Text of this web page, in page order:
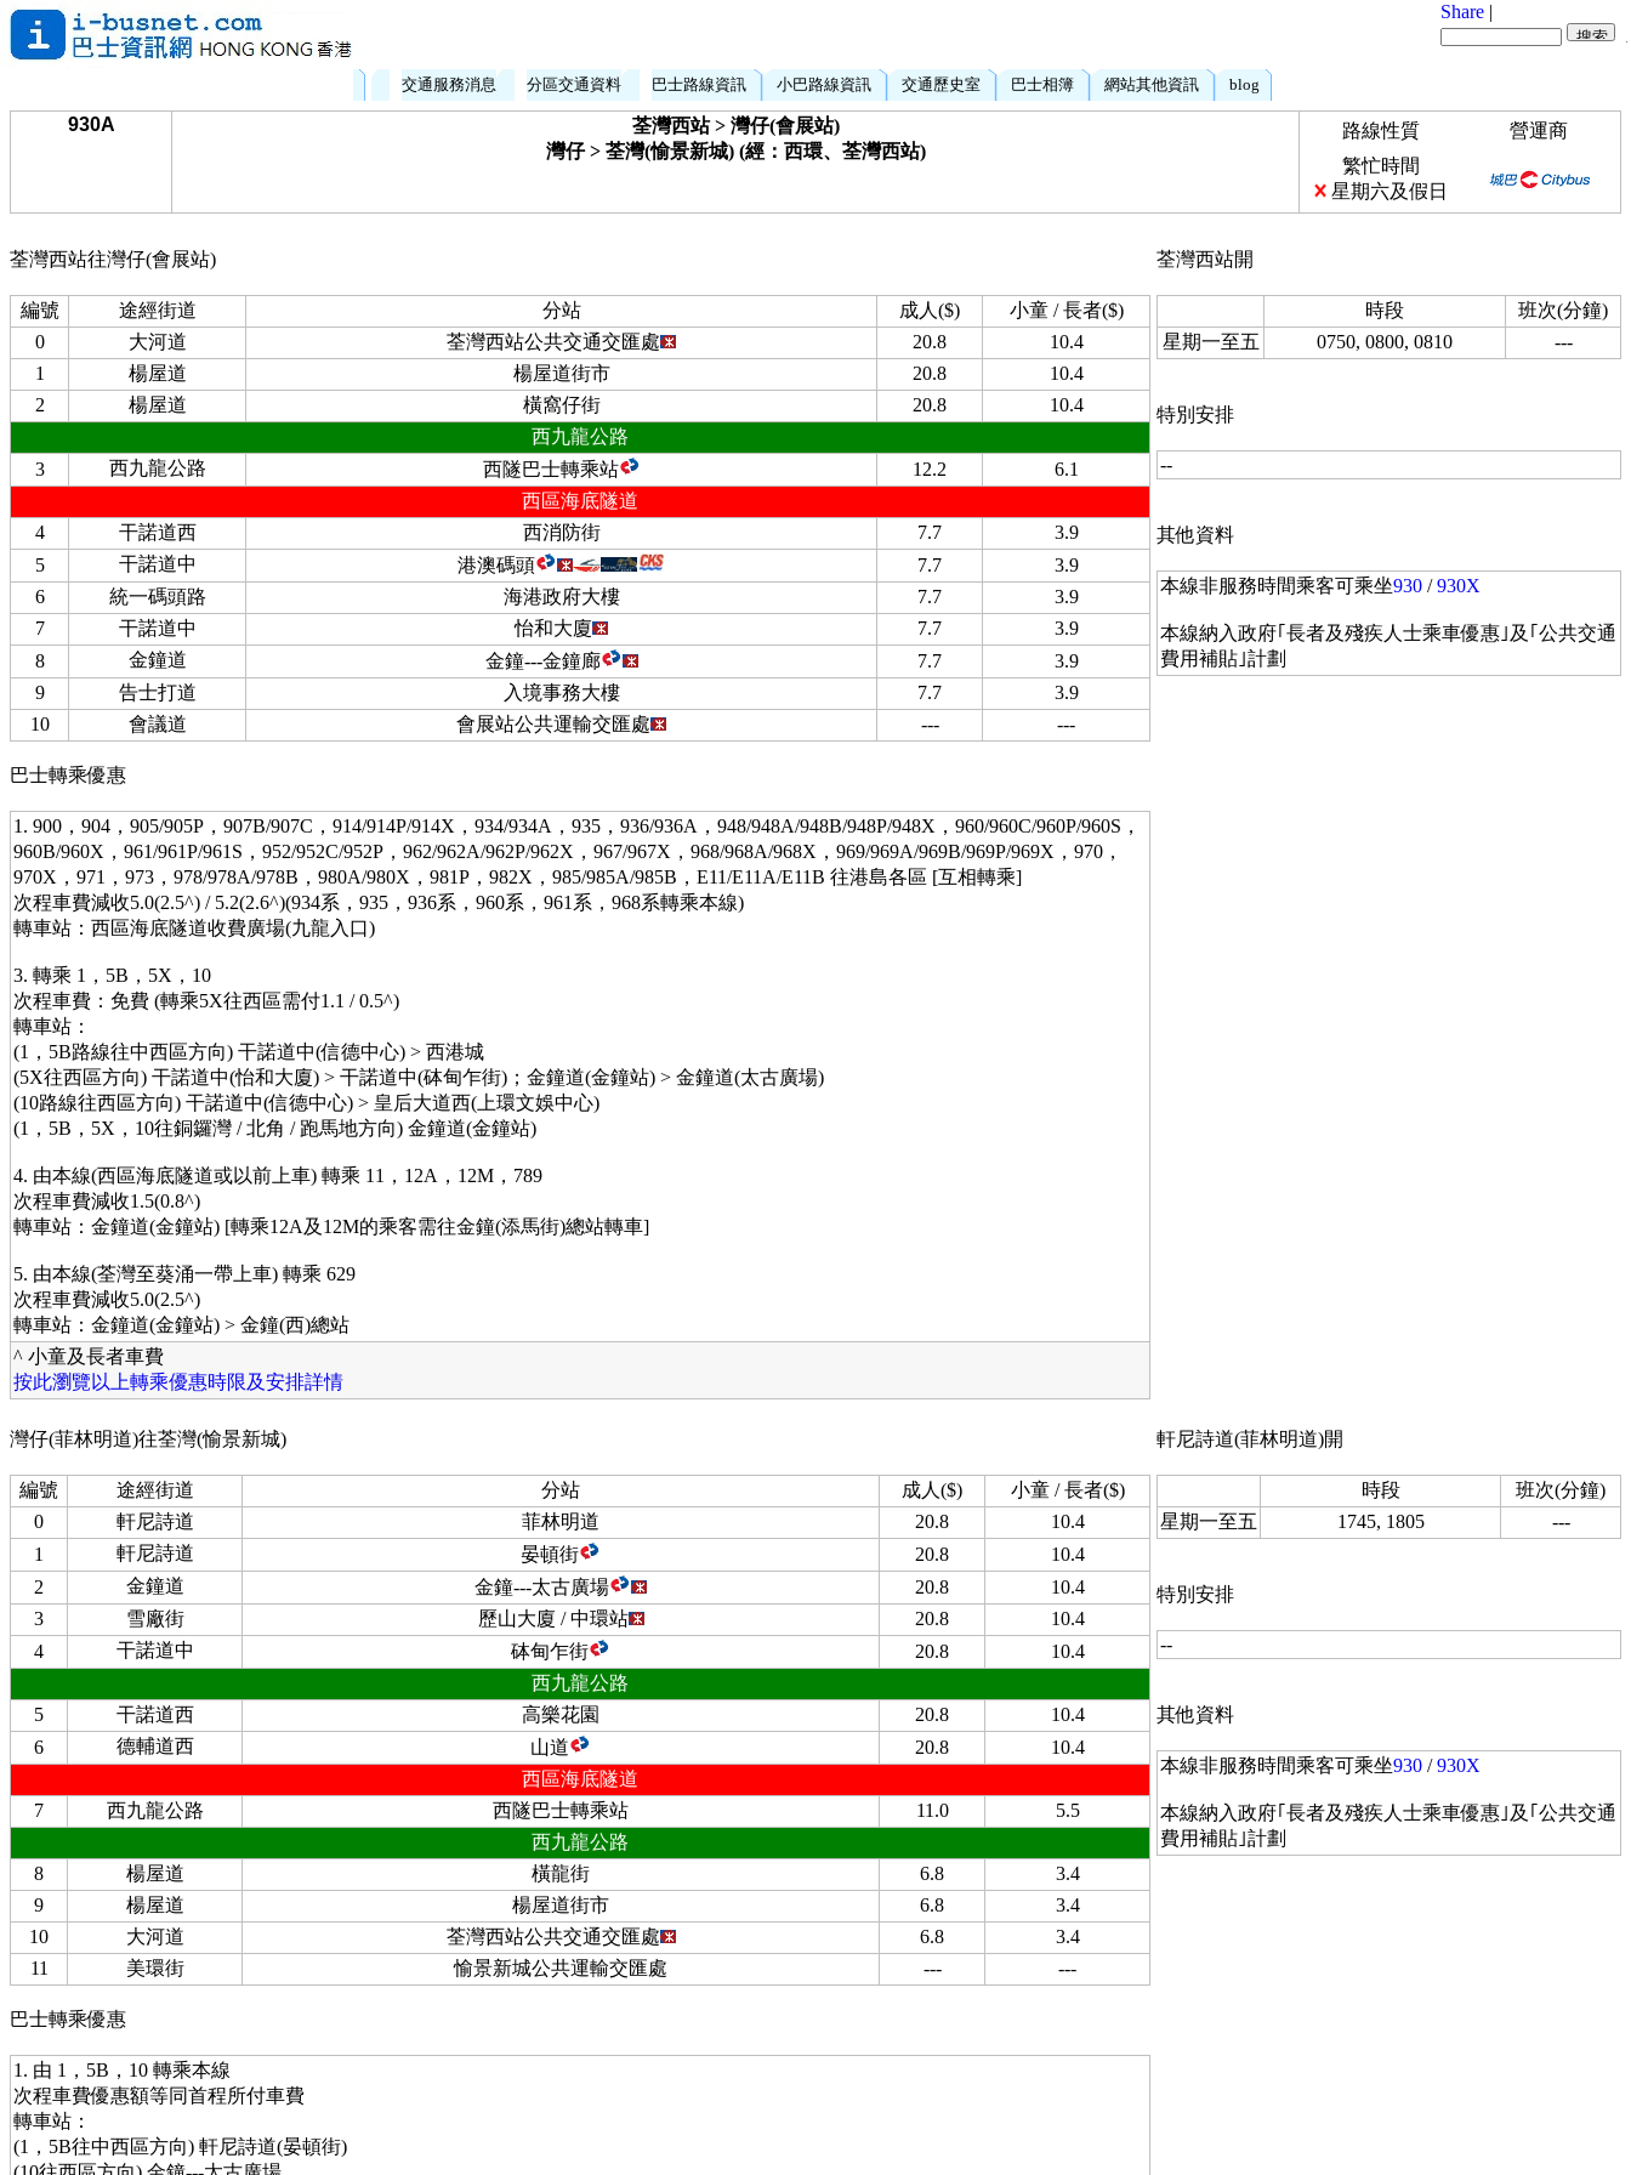
Share |
交通服務消息 分區交通資料 巴士路線資訊 小巴路線資訊 交通歷史室 巴士相簿 網站其他資訊 blog
930A
荃灣西站 > 灣仔(會展站)
灣仔 > 荃灣(愉景新城) (經：西環、荃灣西站)
路線性質
營運商
繁忙時間
星期六及假日
荃灣西站往灣仔(會展站)
編號 途經街道 分站 成人($)
小童 / 長者($)
0
大河道 荃灣西站公共交通交匯處 20.8
10.4
1
楊屋道 楊屋道街市 20.8
10.4
2
楊屋道 橫窩仔街 20.8
10.4
西九龍公路
3
西九龍公路 西隧巴士轉乘站 12.2
6.1
西區海底隧道
4
干諾道西 西消防街 7.7
3.9
5
干諾道中 港澳碼頭 7.7
3.9
6
統一碼頭路 海港政府大樓 7.7
3.9
7
干諾道中 怡和大廈 7.7
3.9
8
金鐘道 金鐘---金鐘廊 7.7
3.9
9
告士打道 入境事務大樓 7.7
3.9
10
會議道 會展站公共運輸交匯處 --- ---
巴士轉乘優惠
1. 900，904，905/905P，907B/907C，914/914P/914X，934/934A，935，936/936A，948/948A/948B/948P/948X，960/960C/960P/960S，
960B/960X，961/961P/961S，952/952C/952P，962/962A/962P/962X，967/967X，968/968A/968X，969/969A/969B/969P/969X，970，
970X，971，973，978/978A/978B，980A/980X，981P，982X，985/985A/985B，E11/E11A/E11B 往港島各區 [互相轉乘]
次程車費減收5.0(2.5^) / 5.2(2.6^)(934系，935，936系，960系，961系，968系轉乘本線)
轉車站：西區海底隧道收費廣場(九龍入口)
3. 轉乘 1，5B，5X，10
次程車費：免費 (轉乘5X往西區需付1.1 / 0.5^)
轉車站：
(1，5B路線往中西區方向) 干諾道中(信德中心) > 西港城
(5X往西區方向) 干諾道中(怡和大廈) > 干諾道中(砵甸乍街)；金鐘道(金鐘站) > 金鐘道(太古廣場)
(10路線往西區方向) 干諾道中(信德中心) > 皇后大道西(上環文娛中心)
(1，5B，5X，10往銅鑼灣 / 北角 / 跑馬地方向) 金鐘道(金鐘站)
4. 由本線(西區海底隧道或以前上車) 轉乘 11，12A，12M，789
次程車費減收1.5(0.8^)
轉車站：金鐘道(金鐘站) [轉乘12A及12M的乘客需往金鐘(添馬街)總站轉車]
5. 由本線(荃灣至葵涌一帶上車) 轉乘 629
次程車費減收5.0(2.5^)
轉車站：金鐘道(金鐘站) > 金鐘(西)總站
^ 小童及長者車費
按此瀏覽以上轉乘優惠時限及安排詳情
荃灣西站開
時段
班次(分鐘)
星期一至五
0750, 0800, 0810 ---
特別安排
--
其他資料
本線非服務時間乘客可乘坐930 /930X
本線納入政府｢長者及殘疾人士乘車優惠｣及｢公共交通
費用補貼｣計劃
灣仔(菲林明道)往荃灣(愉景新城)
編號 途經街道 分站 成人($)
小童 / 長者($)
0
軒尼詩道 菲林明道 20.8
10.4
1
軒尼詩道 晏頓街 20.8
10.4
2
金鐘道 金鐘---太古廣場 20.8
10.4
3
雪廠街 歷山大廈 / 中環站 20.8
10.4
4
干諾道中 砵甸乍街 20.8
10.4
西九龍公路
5
干諾道西 高樂花園 20.8
10.4
6
德輔道西 山道 20.8
10.4
西區海底隧道
7
西九龍公路 西隧巴士轉乘站 11.0
5.5
西九龍公路
8
楊屋道 橫龍街 6.8
3.4
9
楊屋道 楊屋道街市 6.8
3.4
10
大河道 荃灣西站公共交通交匯處 6.8
3.4
11
美環街 愉景新城公共運輸交匯處 --- ---
巴士轉乘優惠
1. 由 1，5B，10 轉乘本線
次程車費優惠額等同首程所付車費
轉車站：
(1，5B往中西區方向) 軒尼詩道(晏頓街)
軒尼詩道(菲林明道)開
時段
班次(分鐘)
星期一至五
1745, 1805 ---
特別安排
--
其他資料
本線非服務時間乘客可乘坐930 /930X
本線納入政府｢長者及殘疾人士乘車優惠｣及｢公共交通
費用補貼｣計劃